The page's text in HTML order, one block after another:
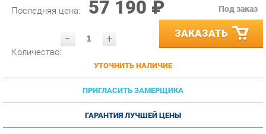
- ЗАКАЗАТЬ
УТОЧНИТЬ НАЛИЧИЕ
ПРИГЛАСИТЬ ЗАМЕРЩИКА
ГАРАНТИЯ ЛУЧШЕЙ ЦЕНЫ
Доставкапог. Екатеринбурги до ТК -бесплатна.